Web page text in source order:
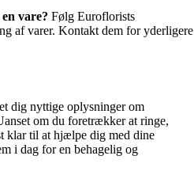
vare? Følg Euroflorists
af varer. Kontakt dem for yderligere
dig nyttige oplysninger om
om du foretrækker at ringe,
klar til at hjælpe dig med dine
i dag for en behagelig og